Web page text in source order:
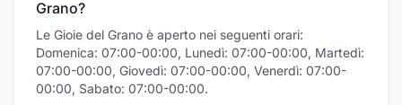
Grano?
Le Gioie del Grano è aperto nei seguenti orari:
Domenica: 07:00-00:00, Lunedì: 07:00-00:00, Martedì:
07:00-00:00, Giovedì: 07:00-00:00, Venerdì: 07:00-
00:00, Sabato: 07:00-00:00.